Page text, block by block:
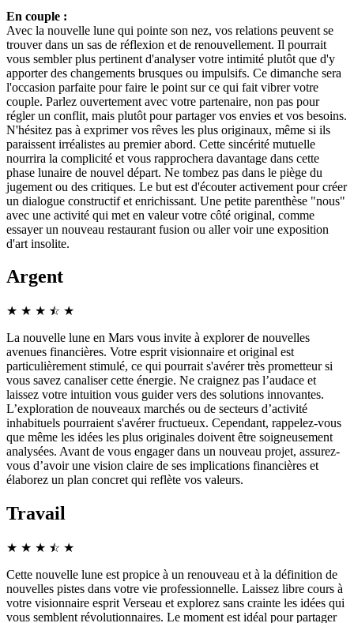
En couple :
Avec la nouvelle lune qui pointe son nez, vos relations peuvent se
trouver dans un sas de réflexion et de renouvellement. Il pourrait
vous sembler plus pertinent d'analyser votre intimité plutôt que d'y
apporter des changements brusques ou impulsifs. Ce dimanche sera
l'occasion parfaite pour faire le point sur ce qui fait vibrer votre
couple. Parlez ouvertement avec votre partenaire, non pas pour
régler un conflit, mais plutôt pour partager vos envies et vos besoins.
N'hésitez pas à exprimer vos rêves les plus originaux, même si ils
paraissent irréalistes au premier abord. Cette sincérité mutuelle
nourrira la complicité et vous rapprochera davantage dans cette
phase lunaire de nouvel départ. Ne tombez pas dans le piège du
jugement ou des critiques. Le but est d'écouter activement pour créer
un dialogue constructif et enrichissant. Une petite parenthèse "nous"
avec une activité qui met en valeur votre côté original, comme
essayer un nouveau restaurant fusion ou aller voir une exposition
d'art insolite.
Argent
★ ★ ★ ☆
★ ★
La nouvelle lune en Mars vous invite à explorer de nouvelles
avenues financières. Votre esprit visionnaire et original est
particulièrement stimulé, ce qui pourrait s'avérer très prometteur si
vous savez canaliser cette énergie. Ne craignez pas l’audace et
laissez votre intuition vous guider vers des solutions innovantes.
L’exploration de nouveaux marchés ou de secteurs d’activité
inhabituels pourraient s'avérer fructueux. Cependant, rappelez-vous
que même les idées les plus originales doivent être soigneusement
analysées. Avant de vous engager dans un nouveau projet, assurez-
vous d’avoir une vision claire de ses implications financières et
élaborez un plan concret qui reflète vos valeurs.
Travail
★ ★ ★ ☆
★ ★
Cette nouvelle lune est propice à un renouveau et à la définition de
nouvelles pistes dans votre vie professionnelle. Laissez libre cours à
votre visionnaire esprit Verseau et explorez sans crainte les idées qui
vous semblent révolutionnaires. Le moment est idéal pour partager